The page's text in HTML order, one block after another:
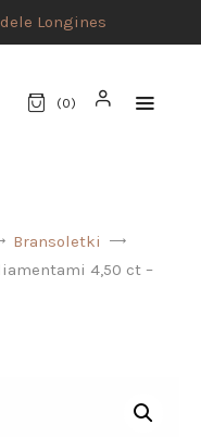
Longines
(0)
Bransoletki
4,50 ct –